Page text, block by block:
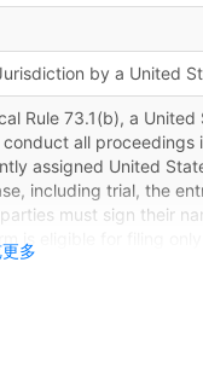
多
by a United
Rule 73.1(b), a
all proceedings
assigned United
including trial, the
must sign their
is eligible for filing
their consent to
John Robert Blakey.